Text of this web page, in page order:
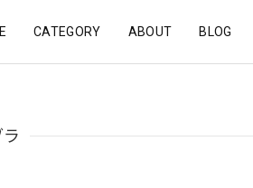
CATEGORY ABOUT BLOG